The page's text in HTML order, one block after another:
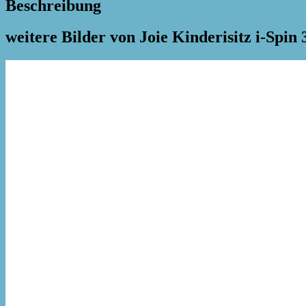
Beschreibung
weitere Bilder von Joie Kinderisitz i-Spin